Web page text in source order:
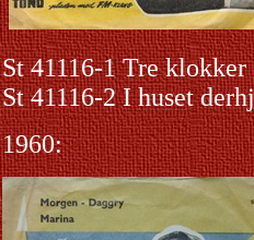
St 41116-1 Tre klokker
St 41116-2 I huset
1960: